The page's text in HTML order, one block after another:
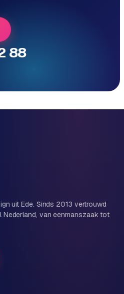
88
geen ticketsysteem
je project
uit Ede. Sinds 2013 vertrouwd
van eenmanszaak tot